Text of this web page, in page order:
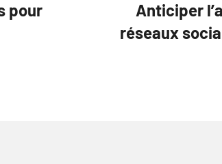
pour
Anticiper
réseaux